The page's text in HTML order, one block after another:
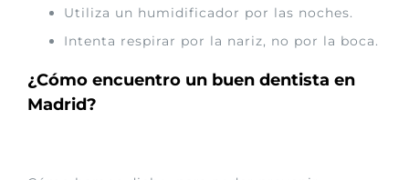
Utiliza un humidificador por las noches.
Intenta respirar por la nariz, no por la boca.
¿Cómo encuentro un buen dentista en
Madrid?